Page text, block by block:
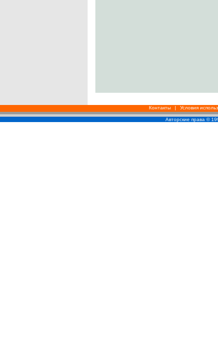
Контакты | Условия
Авторские права ©